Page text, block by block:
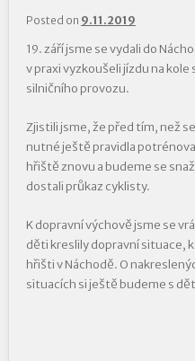
Posted on 9.11.2019
19. září jsme se vydali do
v praxi vyzkoušeli jízdu na
silničního provozu.
Zjistili jsme, že před tím, než
nutné ještě pravidla
hřiště znovu a budeme se
dostali průkaz cyklisty.
K dopravní výchově jsme se
děti kreslily dopravní situace,
hřišti v Náchodě. O
situacích si ještě budeme s